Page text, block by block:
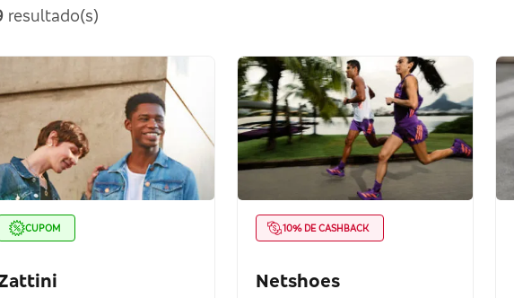
resultado(s)
CUPOM 10% DE CASHBACK
Netshoes